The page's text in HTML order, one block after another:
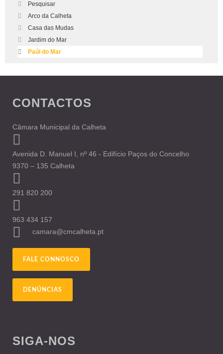
Pesquisar
Arco da Calheta
Casa das Mudas
Jardim do Mar
Paúl do Mar
CONTACTOS
Câmara Municipal da Calheta
Avenida D. Manuel I, nº 46 - Edifício Paços do Concelho
9370 – 135 Calheta
291 820 200
963 434 157
camara@cmcalheta.pt
FALE CONNOSCO
DENÚNCIAS
SIGA-NOS